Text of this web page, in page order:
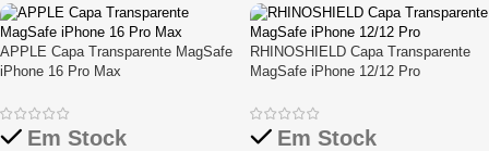
APPLE Capa Transparente MagSafe
iPhone 16 Pro Max
Em Stock
RHINOSHIELD Capa Transparente
MagSafe iPhone 12/12 Pro
Em Stock